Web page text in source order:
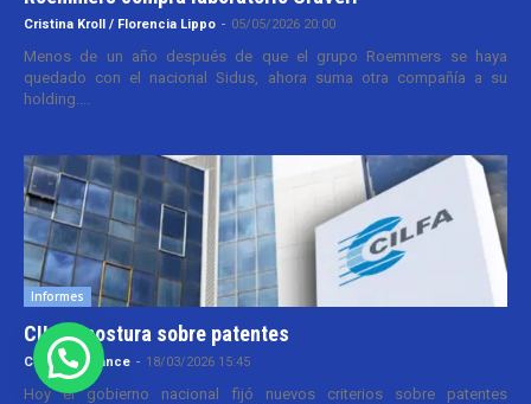
Cristina Kroll / Florencia Lippo - 05/05/2026 20:00
Menos de un año después de que el grupo Roemmers se haya
quedado con el nacional Sidus, ahora suma otra compañía a su
holding....
Informes
CILFA: postura sobre patentes
Christian Atance - 18/03/2026 15:45
Hoy el gobierno nacional fijó nuevos criterios sobre patentes